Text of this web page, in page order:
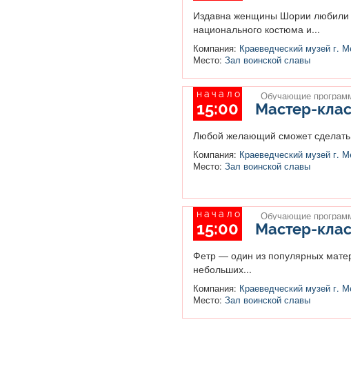
Издавна женщины Шории любили
национального костюма и...
Компания: Краеведческий музей г.
Место: Зал воинской славы
начало
15:00
Обучающие
Мастер-
Любой желающий сможет сделать
Компания: Краеведческий музей г.
Место: Зал воинской славы
начало
15:00
Обучающие
Мастер-
Фетр — один из популярных
небольших...
Компания: Краеведческий музей г.
Место: Зал воинской славы